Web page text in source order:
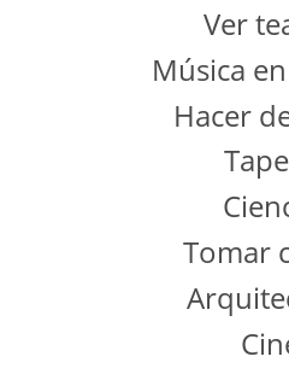
Ver
Música
Hacer
Tomar